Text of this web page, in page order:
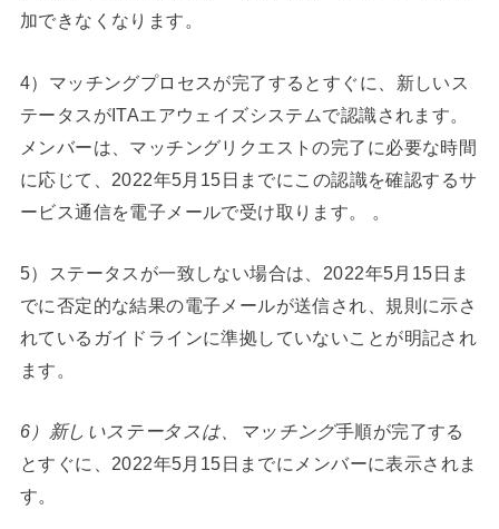
加できなくなります。
4）マッチングプロセスが完了するとすぐに、新しいス
テータスがITAエアウェイズシステムで認識されます。
メンバーは、マッチングリクエストの完了に必要な時間
に応じて、2022年5月15日までにこの認識を確認するサ
ービス通信を電子メールで受け取ります。 。
5）ステータスが一致しない場合は、2022年5月15日ま
でに否定的な結果の電子メールが送信され、規則に示さ
れているガイドラインに準拠していないことが明記され
ます。
6）新しいステータスは、マッチング手順が完了する
とすぐに、2022年5月15日までにメンバーに表示されま
す。